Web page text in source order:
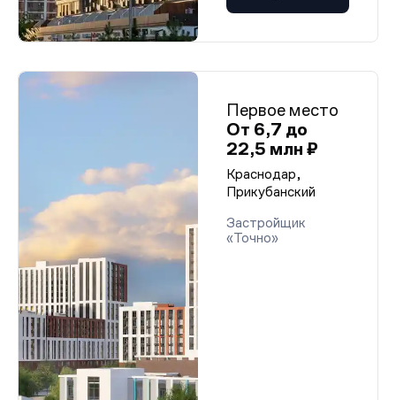
Первое место
От 6,7 до
22,5 млн ₽
Краснодар,
Прикубанский
Застройщик
«Точно»